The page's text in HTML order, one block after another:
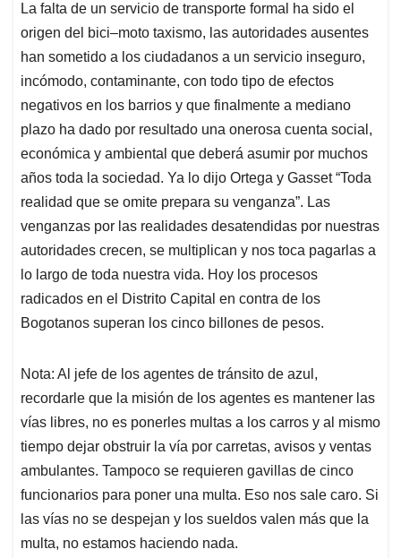
La falta de un servicio de transporte formal ha sido el
origen del bici–moto taxismo, las autoridades ausentes
han sometido a los ciudadanos a un servicio inseguro,
incómodo, contaminante, con todo tipo de efectos
negativos en los barrios y que finalmente a mediano
plazo ha dado por resultado una onerosa cuenta social,
económica y ambiental que deberá asumir por muchos
años toda la sociedad. Ya lo dijo Ortega y Gasset “Toda
realidad que se omite prepara su venganza”. Las
venganzas por las realidades desatendidas por nuestras
autoridades crecen, se multiplican y nos toca pagarlas a
lo largo de toda nuestra vida. Hoy los procesos
radicados en el Distrito Capital en contra de los
Bogotanos superan los cinco billones de pesos.
Nota: Al jefe de los agentes de tránsito de azul,
recordarle que la misión de los agentes es mantener las
vías libres, no es ponerles multas a los carros y al mismo
tiempo dejar obstruir la vía por carretas, avisos y ventas
ambulantes. Tampoco se requieren gavillas de cinco
funcionarios para poner una multa. Eso nos sale caro. Si
las vías no se despejan y los sueldos valen más que la
multa, no estamos haciendo nada.